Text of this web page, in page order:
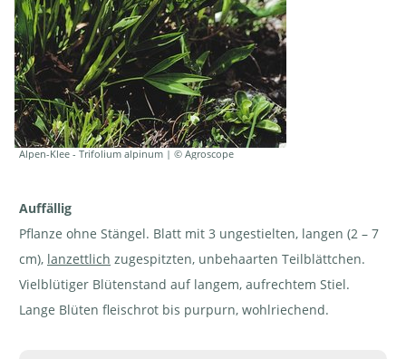
Alpen-Klee - Trifolium alpinum | © Agroscope
Auffällig
Pflanze ohne Stängel. Blatt mit 3 ungestielten, langen (2 – 7
cm), lanzettlich zugespitzten, unbehaarten Teilblättchen.
Vielblütiger Blütenstand auf langem, aufrechtem Stiel.
Lange Blüten fleischrot bis purpurn, wohlriechend.